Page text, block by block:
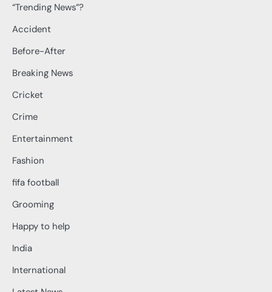
“Trending News”?
Accident
Before-After
Breaking News
Cricket
Crime
Entertainment
Fashion
fifa football
Grooming
Happy to help
India
International